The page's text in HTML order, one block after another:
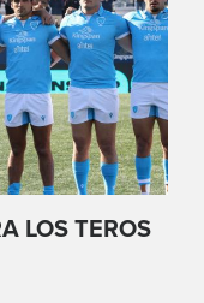
LOS TEROS